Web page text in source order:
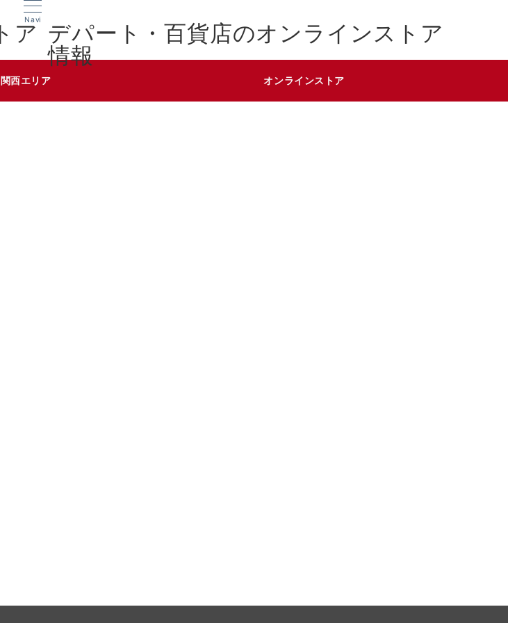
Navi
デパート・百貨店のオンラインストア
情報
関西エリア オンラインストア